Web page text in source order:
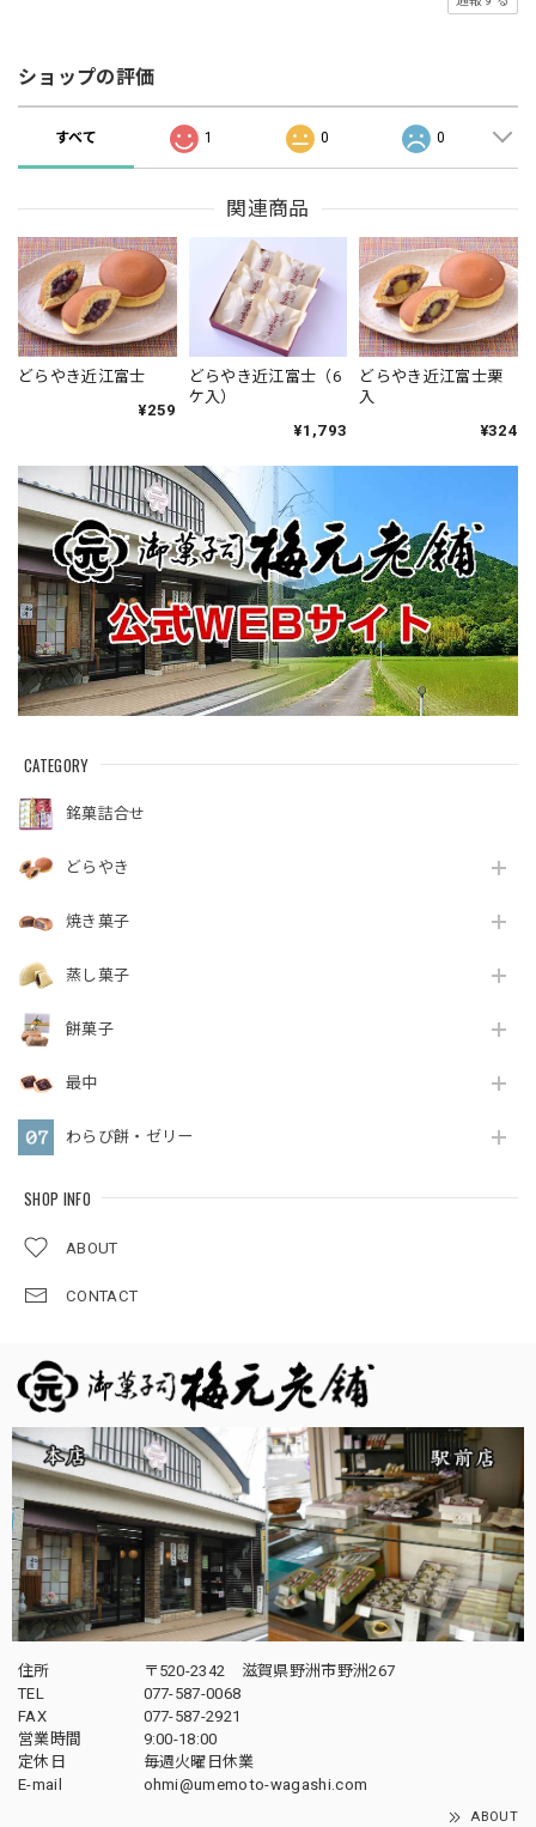
CATEGORY
銘菓詰合せ
どらやき
焼き菓子
蒸し菓子
餅菓子
最中
わらび餅・ゼリー
SHOP INFO
ABOUT
CONTACT
ショップの評価
すべて 1 0 0
関連商品
どらやき近江富士
¥259
どらやき近江富士（6
ケ入）
¥1,793
どらやき近江富士栗
入
¥324
住所
〒520-2342 滋賀県野洲市野洲267
TEL
077-587-0068
FAX
077-587-2921
営業時間
9:00-18:00
定休日
毎週火曜日休業
E-mail
ohmi@umemoto-wagashi.com
ABOUT